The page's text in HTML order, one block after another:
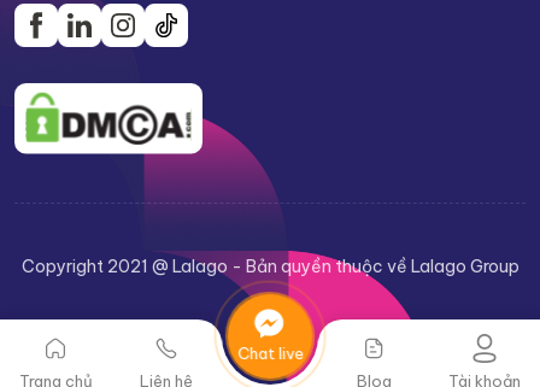
Copyright 2021 @ Lalago - Bản quyền thuộc về Lalago Group
Trang chủ Liên hệ
Chat live
Blog
Tài khoản